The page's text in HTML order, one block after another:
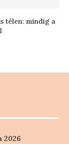
télen: mindig a
2026